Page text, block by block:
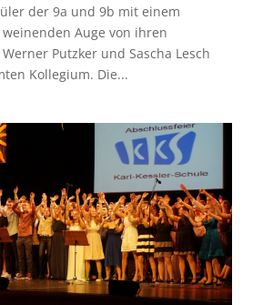
der 9a und 9b mit einem
Auge von ihren
Putzker und Sascha Lesch
Kollegium. Die...